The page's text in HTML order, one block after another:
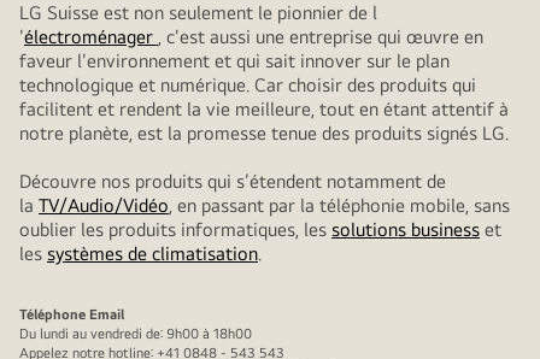
LG Suisse est non seulement le pionnier de l
'électroménager , c'est aussi une entreprise qui œuvre en
faveur l'environnement et qui sait innover sur le plan
technologique et numérique. Car choisir des produits qui
facilitent et rendent la vie meilleure, tout en étant attentif à
notre planète, est la promesse tenue des produits signés LG.
Découvre nos produits qui s’étendent notamment de
la TV/Audio/Vidéo, en passant par la téléphonie mobile, sans
oublier les produits informatiques, les solutions business et
les systèmes de climatisation.
Téléphone Email
Du lundi au vendredi de: 9h00 à 18h00
Appelez notre hotline: +41 0848 - 543 543